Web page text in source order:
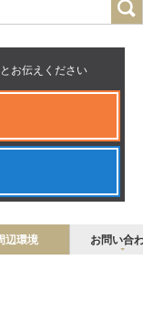
とお伝えください
辺環境 お問い合